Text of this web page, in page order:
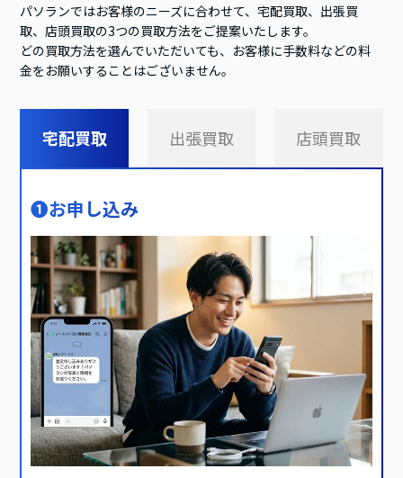
パソランではお客様のニーズに合わせて、宅配買取、出張買
取、店頭買取の3つの買取方法をご提案いたします。
どの買取方法を選んでいただいても、お客様に手数料などの料
金をお願いすることはございません。
宅配買取 出張買取 店頭買取
❶お申し込み